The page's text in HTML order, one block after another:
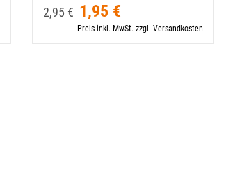
2,95 € 1,95 €
Preis inkl. MwSt. zzgl. Versandkosten